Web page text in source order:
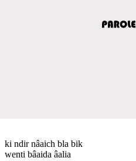
ki ndir nâaich bla bik
wenti bâaida âalia